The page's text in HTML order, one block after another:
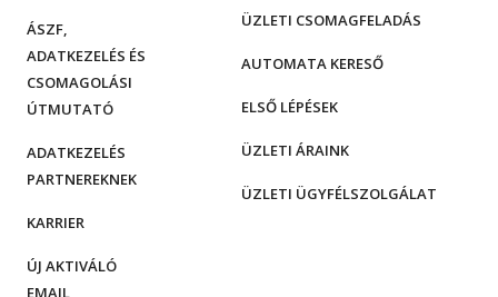
ÜZLETI CSOMAGFELADÁS
AUTOMATA KERESŐ
ELSŐ LÉPÉSEK
ÜZLETI ÁRAINK
ÜZLETI ÜGYFÉLSZOLGÁLAT
ÁSZF,
ADATKEZELÉS ÉS
CSOMAGOLÁSI
ÚTMUTATÓ
ADATKEZELÉS
PARTNEREKNEK
KARRIER
ÚJ AKTIVÁLÓ
EMAIL